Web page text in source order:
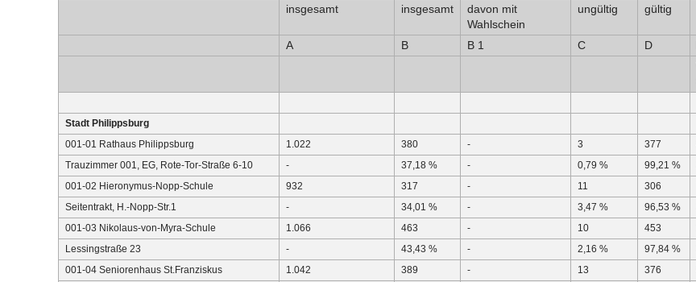
insgesamt
insgesamt
davon mit
Wahlschein
ungültig gültig
A B B 1 C D
Stadt Philippsburg
001-01 Rathaus Philippsburg 1.022 380 - 3 377
Trauzimmer 001, EG, Rote-Tor-Straße 6-10 - 37,18 % - 0,79 % 99,21 %
001-02 Hieronymus-Nopp-Schule 932 317 - 11 306
Seitentrakt, H.-Nopp-Str.1 - 34,01 % - 3,47 % 96,53 %
001-03 Nikolaus-von-Myra-Schule 1.066 463 - 10 453
Lessingstraße 23 - 43,43 % - 2,16 % 97,84 %
001-04 Seniorenhaus St.Franziskus 1.042 389 - 13 376